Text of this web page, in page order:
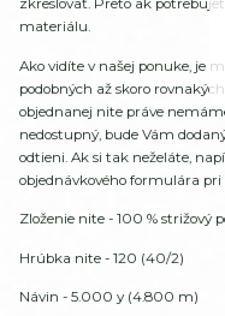
zkresľovať. Preto ak
materiálu.
Ako vidíte v našej ponuke, je
podobných až skoro
objednanej nite práve
nedostupný, bude Vám
odtieni. Ak si tak neželáte,
objednávkového formulára
Zloženie nite - 100 % strižový
Hrúbka nite - 120 (40/2)
Návin - 5.000 y (4.800 m)